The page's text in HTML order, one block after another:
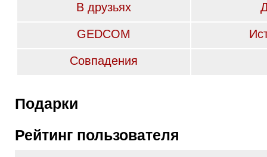
В друзьях
GEDCOM
Совпадения
Подарки
Рейтинг пользователя